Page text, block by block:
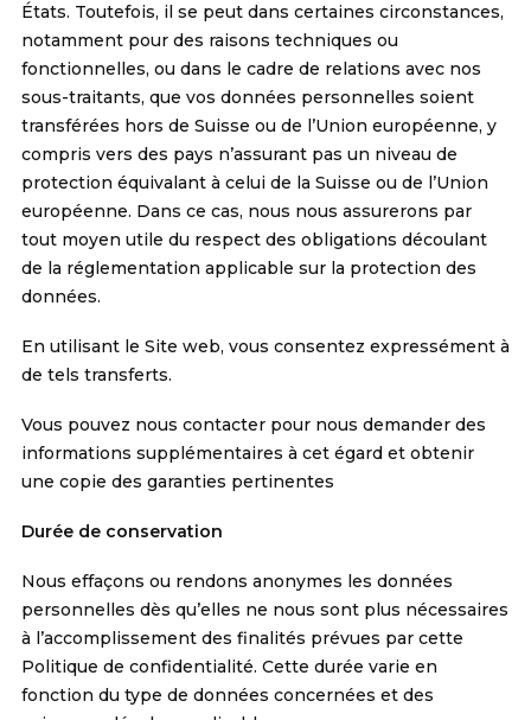
États. Toutefois, il se peut dans certaines circonstances,
notamment pour des raisons techniques ou
fonctionnelles, ou dans le cadre de relations avec nos
sous-traitants, que vos données personnelles soient
transférées hors de Suisse ou de l’Union européenne, y
compris vers des pays n’assurant pas un niveau de
protection équivalant à celui de la Suisse ou de l’Union
européenne. Dans ce cas, nous nous assurerons par
tout moyen utile du respect des obligations découlant
de la réglementation applicable sur la protection des
données.
En utilisant le Site web, vous consentez expressément à
de tels transferts.
Vous pouvez nous contacter pour nous demander des
informations supplémentaires à cet égard et obtenir
une copie des garanties pertinentes
Durée de conservation
Nous effaçons ou rendons anonymes les données
personnelles dès qu’elles ne nous sont plus nécessaires
à l’accomplissement des finalités prévues par cette
Politique de confidentialité. Cette durée varie en
fonction du type de données concernées et des